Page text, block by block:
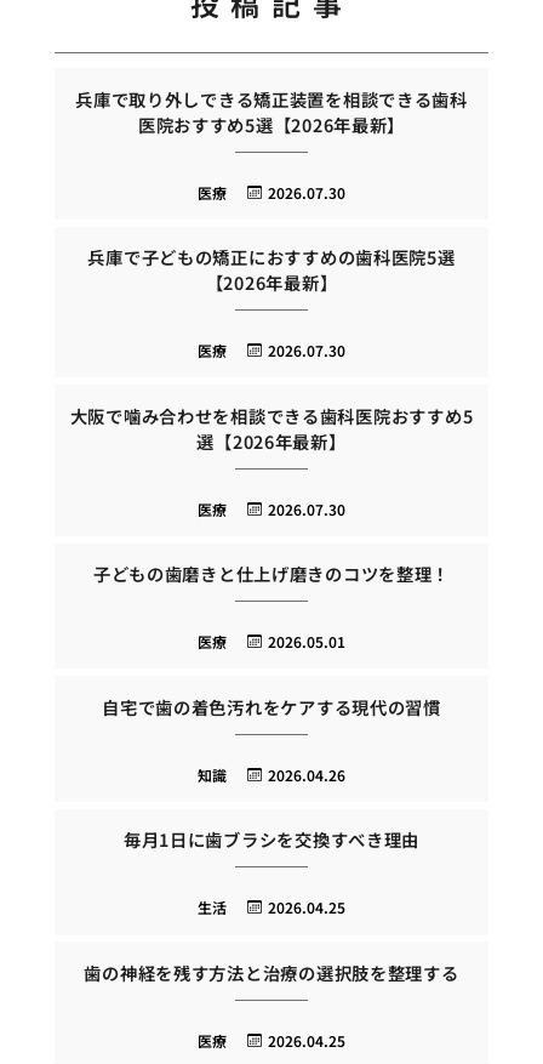
兵庫で取り外しできる矯正装置を相談できる歯科
医院おすすめ5選【2026年最新】
2026.07.30
医療
兵庫で子どもの矯正におすすめの歯科医院5選
【2026年最新】
2026.07.30
医療
大阪で噛み合わせを相談できる歯科医院おすすめ5
選【2026年最新】
2026.07.30
医療
子どもの歯磨きと仕上げ磨きのコツを整理！
2026.05.01
医療
自宅で歯の着色汚れをケアする現代の習慣
2026.04.26
知識
毎月1日に歯ブラシを交換すべき理由
2026.04.25
生活
歯の神経を残す方法と治療の選択肢を整理する
2026.04.25
医療